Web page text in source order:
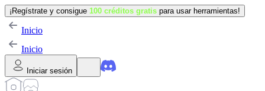
¡Regístrate y consigue 100 créditos gratis para usar herramientas!
Inicio
Inicio
Iniciar sesión